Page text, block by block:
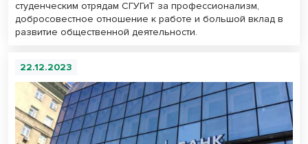
студенческим отрядам СГУГиТ за профессионализм,
добросовестное отношение к работе и большой вклад в
развитие общественной деятельности.
22.12.2023